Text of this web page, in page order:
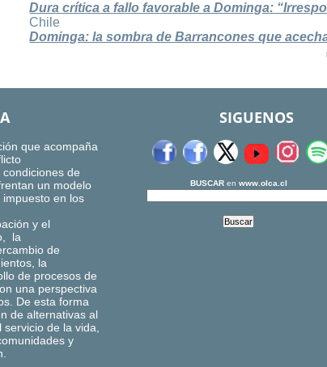
Dura crítica a fallo favorable a Dominga:
Chile
Dominga: la sombra de Barrancones que
que acompaña
de
un modelo
en los
y el
la
de
la
de procesos de
una perspectiva
De esta forma
de alternativas al
de la vida,
y
SIGUENOS
BUSCARen www.olca.cl